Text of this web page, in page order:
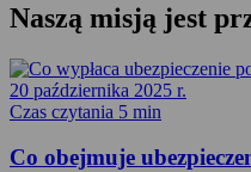
Naszą misją jest
20 października 2025 r.
Czas czytania 5 min
Co obejmuje